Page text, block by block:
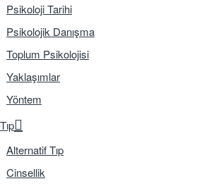
Psikoloji Tarihi
Psikolojik Danışma
Toplum Psikolojisi
Yaklaşımlar
Yöntem
Alternatif Tıp
Cinsellik